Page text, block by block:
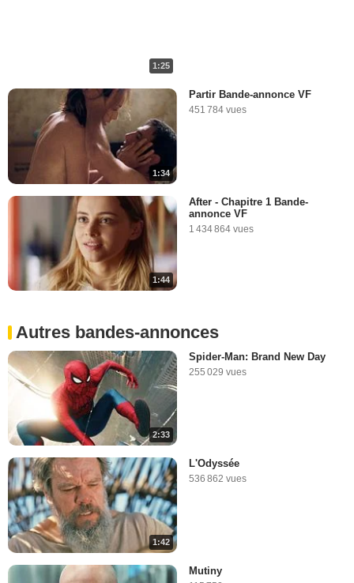
1:25
1:34
Partir Bande-annonce VF
451 784 vues
1:44
After - Chapitre 1 Bande-
annonce VF
1 434 864 vues
Autres bandes-annonces
2:33
Spider-Man: Brand New Day
255 029 vues
1:42
L'Odyssée
536 862 vues
Mutiny